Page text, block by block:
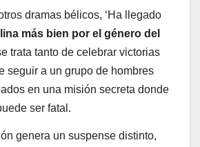
dramas bélicos, ‘Ha llegado
más bien por el género del
trata tanto de celebrar victorias
seguir a un grupo de hombres
en una misión secreta donde
ser fatal.
genera un suspense distinto,